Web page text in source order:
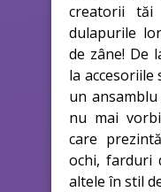
creatorii
dulapurile
de zâne! De
la
un ansamblu
nu mai
care
ochi, farduri
altele în stil